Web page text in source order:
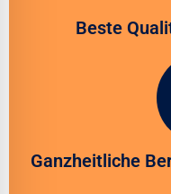
Beste
Ganzheitliche